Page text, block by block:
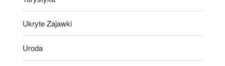
Ukryte Zajawki
Uroda